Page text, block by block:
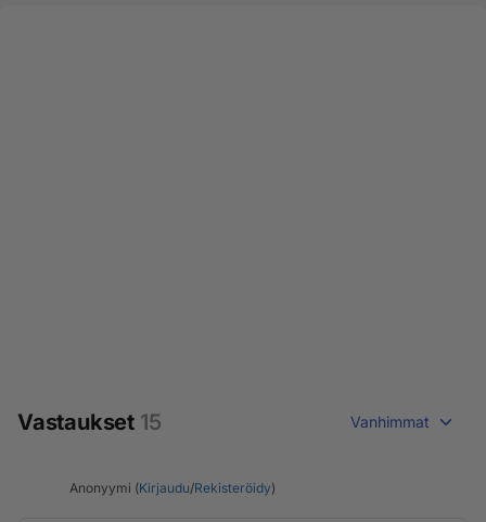
Vastaukset 15 Vanhimmat
Anonyymi (Kirjaudu/Rekisteröidy)